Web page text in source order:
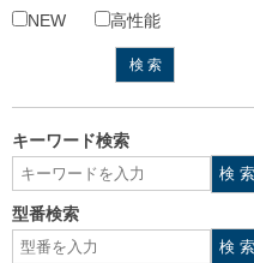
NEW 高性能
キーワード検索
型番検索